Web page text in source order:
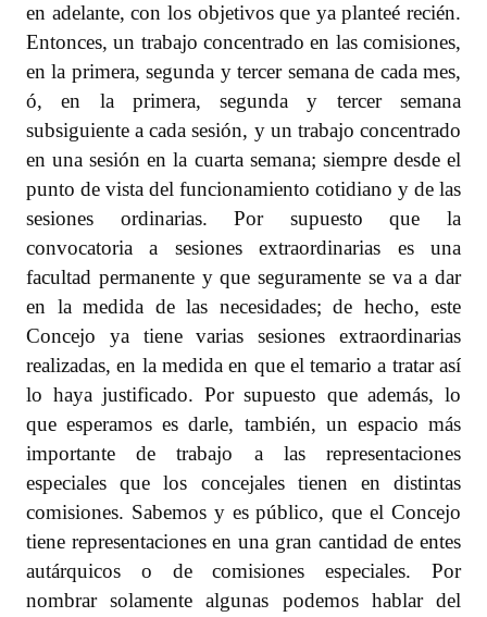
en adelante, con los objetivos que ya planteé recién.
Entonces, un trabajo concentrado en las comisiones,
en la primera, segunda y tercer semana de cada mes,
ó, en la primera, segunda y tercer semana
subsiguiente a cada sesión, y un trabajo concentrado
en una sesión en la cuarta semana; siempre desde el
punto de vista del funcionamiento cotidiano y de las
sesiones ordinarias. Por supuesto que la
convocatoria a sesiones extraordinarias es una
facultad permanente y que seguramente se va a dar
en la medida de las necesidades; de hecho, este
Concejo ya tiene varias sesiones extraordinarias
realizadas, en la medida en que el temario a tratar así
lo haya justificado. Por supuesto que además, lo
que esperamos es darle, también, un espacio más
importante de trabajo a las representaciones
especiales que los concejales tienen en distintas
comisiones. Sabemos y es público, que el Concejo
tiene representaciones en una gran cantidad de entes
autárquicos o de comisiones especiales. Por
nombrar solamente algunas podemos hablar del